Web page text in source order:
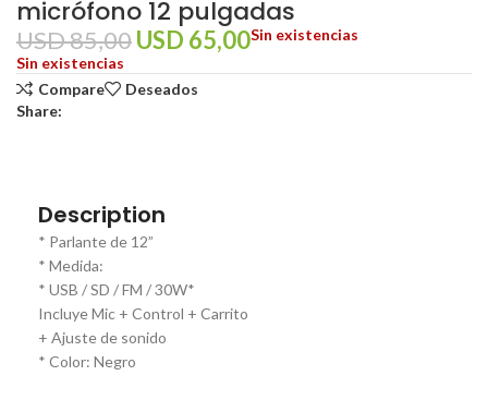
micrófono 12 pulgadas
USD85,00USD 65,00Sin existencias
Sin existencias
Compare
Deseados
Share:
Description
* Parlante de 12”
* Medida:
* USB / SD / FM / 30W*
Incluye Mic + Control + Carrito
+ Ajuste de sonido
* Color: Negro